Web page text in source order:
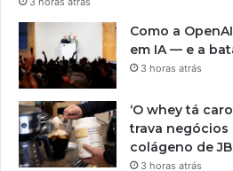
Como a
em IA — e a
3 horas atrás
‘O whey tá
trava
colágeno de
3 horas atrás